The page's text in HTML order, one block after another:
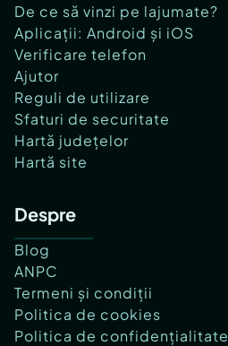
De ce să vinzi pe lajumate?
Aplicații: Android și iOS
Verificare telefon
Ajutor
Reguli de utilizare
Sfaturi de securitate
Hartă județelor
Hartă site
Despre
Blog
ANPC
Termeni și condiții
Politica de cookies
Politica de confidențialitate